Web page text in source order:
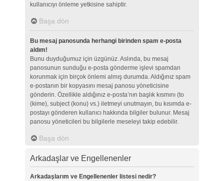
kullanıcıyı önleme yetkisine sahiptir.
Başa dön
Bu mesaj panosunda herhangi birinden spam e-posta
aldım!
Bunu duyduğumuz için üzgünüz. Aslında, bu mesaj
panosunun sunduğu e-posta gönderme işlevi spamdan
korunmak için birçok önlemi almış durumda. Aldığınız spam
e-postanın bir kopyasını mesaj panosu yöneticisine
gönderin. Özellikle aldığınız e-posta’nın başlık kısmını (to
(kime), subject (konu) vs.) iletmeyi unutmayın, bu kısımda e-
postayı gönderen kullanıcı hakkında bilgiler bulunur. Mesaj
panosu yöneticileri bu bilgilerle meseleyi takip edebilir.
Başa dön
Arkadaşlar ve Engellenenler
Arkadaşlarım ve Engellenenler listesi nedir?